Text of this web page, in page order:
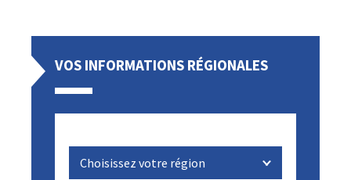
VOS INFORMATIONS RÉGIONALES